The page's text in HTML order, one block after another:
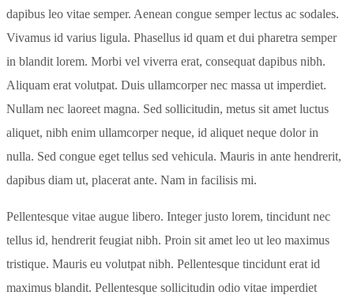
dapibus leo vitae semper. Aenean congue semper lectus ac sodales.
Vivamus id varius ligula. Phasellus id quam et dui pharetra semper
in blandit lorem. Morbi vel viverra erat, consequat dapibus nibh.
Aliquam erat volutpat. Duis ullamcorper nec massa ut imperdiet.
Nullam nec laoreet magna. Sed sollicitudin, metus sit amet luctus
aliquet, nibh enim ullamcorper neque, id aliquet neque dolor in
nulla. Sed congue eget tellus sed vehicula. Mauris in ante hendrerit,
dapibus diam ut, placerat ante. Nam in facilisis mi.
Pellentesque vitae augue libero. Integer justo lorem, tincidunt nec
tellus id, hendrerit feugiat nibh. Proin sit amet leo ut leo maximus
tristique. Mauris eu volutpat nibh. Pellentesque tincidunt erat id
maximus blandit. Pellentesque sollicitudin odio vitae imperdiet